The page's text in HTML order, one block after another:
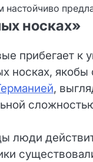
носках»
прибегает к
носках,
,
люди